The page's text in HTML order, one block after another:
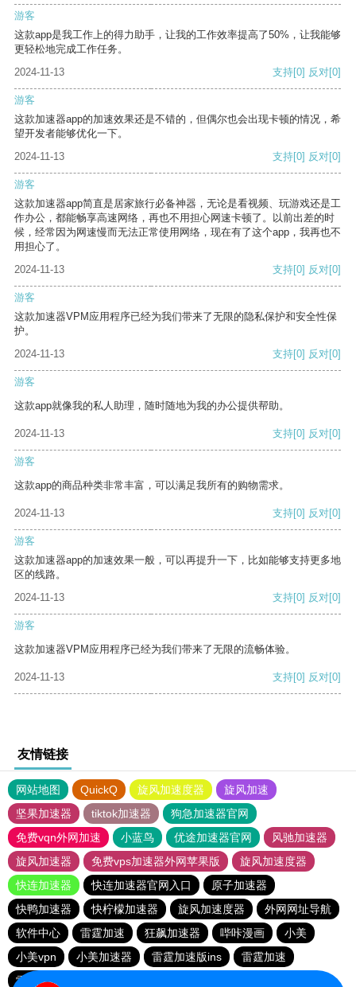
游客
这款app是我工作上的得力助手，让我的工作效率提高了50%，让我能够
更轻松地完成工作任务。
2024-11-13
支持[0] 反对[0]
游客
这款加速器app的加速效果还是不错的，但偶尔也会出现卡顿的情况，希
望开发者能够优化一下。
2024-11-13
支持[0] 反对[0]
游客
这款加速器app简直是居家旅行必备神器，无论是看视频、玩游戏还是工
作办公，都能畅享高速网络，再也不用担心网速卡顿了。以前出差的时
候，经常因为网速慢而无法正常使用网络，现在有了这个app，我再也不
用担心了。
2024-11-13
支持[0] 反对[0]
游客
这款加速器VPM应用程序已经为我们带来了无限的隐私保护和安全性保
护。
2024-11-13
支持[0] 反对[0]
游客
这款app就像我的私人助理，随时随地为我的办公提供帮助。
2024-11-13 支持[0] 反对[0]
游客
这款app的商品种类非常丰富，可以满足我所有的购物需求。
2024-11-13 支持[0] 反对[0]
游客
这款加速器app的加速效果一般，可以再提升一下，比如能够支持更多地
区的线路。
2024-11-13
支持[0] 反对[0]
游客
这款加速器VPM应用程序已经为我们带来了无限的流畅体验。
2024-11-13 支持[0] 反对[0]
友情链接
网站地图 QuickQ 旋风加速度器
旋风加速
坚果加速器
tiktok加速器
狗急加速器官网
免费vqn外网加速
小蓝鸟 优途加速器官网
风驰加速器
旋风加速器
免费vps加速器外网苹果版
旋风加速度器
快连加速器
快连加速器官网入口
原子加速器
快鸭加速器
快柠檬加速器 旋风加速度器
外网网址导航
软件中心
雷霆加速 狂飙加速器 哔咔漫画
小美
小美vpn
小美加速器 雷霆加速版ins
雷霆加速
雷霆加速下载